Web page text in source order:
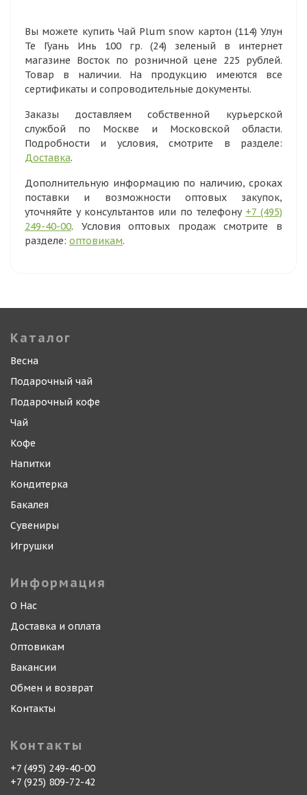
Вы можете купить Чай Plum snow картон (114) Улун
Те Гуань Инь 100 гр. (24) зеленый в интернет
магазине Восток по розничной цене 225 рублей.
Товар в наличии. На продукцию имеются все
сертификаты и сопроводительные документы.
Заказы доставляем собственной курьерской
службой по Москве и Московской области.
Подробности и условия, смотрите в разделе:
Доставка.
Дополнительную информацию по наличию, сроках
поставки и возможности оптовых закупок,
уточняйте у консультантов или по телефону +7 (495)
249-40-00. Условия оптовых продаж смотрите в
разделе: оптовикам.
Каталог
Весна
Подарочный чай
Подарочный кофе
Чай
Кофе
Напитки
Кондитерка
Бакалея
Сувениры
Игрушки
Информация
О Нас
Доставка и оплата
Оптовикам
Вакансии
Обмен и возврат
Контакты
Контакты
+7 (495) 249-40-00
+7 (925) 809-72-42